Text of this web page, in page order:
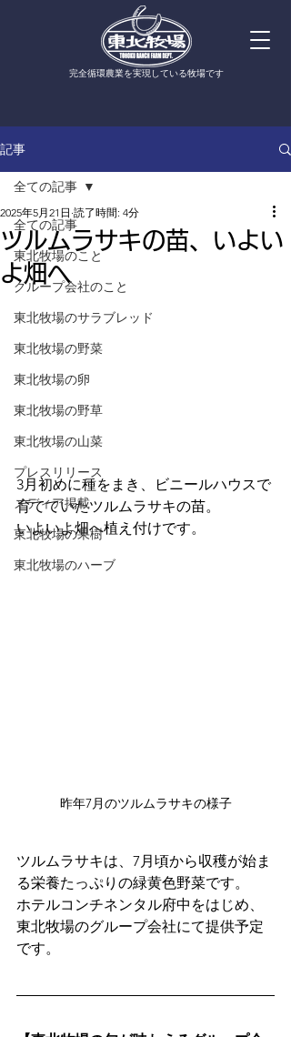
​完全循環農業を実現している牧場です
記事
全ての記事
東北牧場のこと
グループ会社のこと
東北牧場のサラブレッド
東北牧場の野菜
東北牧場の卵
東北牧場の野草
東北牧場の山菜
プレスリリース
メディア掲載
東北牧場の果樹
東北牧場のハーブ
全ての記事
ツルムラサキの苗、いよい
よ畑へ
2025年5月21日 読了時間: 4分
3月初めに種をまき、ビニールハウスで
育てていたツルムラサキの苗。
いよいよ畑へ植え付けです。
昨年7月のツルムラサキの様子
ツルムラサキは、7月頃から収穫が始ま
る栄養たっぷりの緑黄色野菜です。
ホテルコンチネンタル府中をはじめ、
東北牧場のグループ会社にて提供予定
です。